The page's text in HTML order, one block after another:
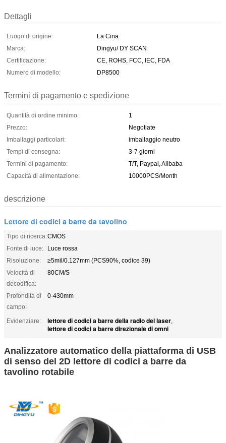
Dettagli
Luogo di origine:
La Cina
Marca:
Dingyu/ DY SCAN
Certificazione:
CE, ROHS, FCC, IEC, FDA
Numero di modello:
DP8500
Termini di pagamento e spedizione
Quantità di ordine minimo:
1
Prezzo:
Negotiate
Imballaggi particolari:
imballaggio neutro
Tempi di consegna:
3-7 giorni
Termini di pagamento:
T/T, Paypal, Alibaba
Capacità di alimentazione:
10000PCS/Month
descrizione
Lettore di codici a barre da tavolino
Tipo di ricerca:CMOS
Fonte di luce:
Luce rossa
Risoluzione:
≥5mil/0.127mm (PCS90%, codice 39)
Velocità di
decodifica:
80CM/S
Profondità di
campo:
0-430mm
Evidenziare: lettore di codici a barre della radio del laser,
lettore di codici a barre direzionale di omni
Analizzatore automatico della piattaforma di USB
di senso del 2D lettore di codici a barre da
tavolino rotabile